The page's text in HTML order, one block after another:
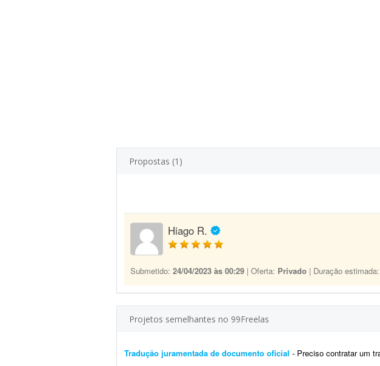
Propostas (1)
Hiago R.
Submetido: 24/04/2023 às 00:29 | Oferta: Privado | Duração estimada:
Projetos semelhantes no 99Freelas
Tradução juramentada de documento oficial - Preciso contratar um tradutor